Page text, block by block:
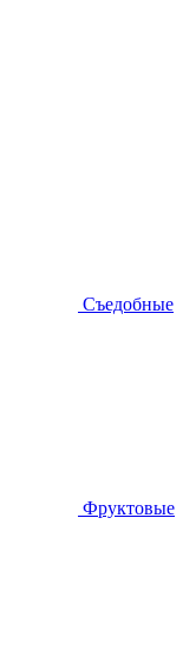
Съедобные
Фруктовые